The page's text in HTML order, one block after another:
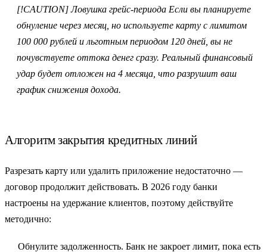
[!CAUTION]Ловушка грейс-периода Если вы планируете
обнуление через месяц, но используете карту с лимитом
100 000 рублей и льготным периодом 120 дней, вы не
почувствуете оттока денег сразу. Реальный финансовый
удар будет отложен на 4 месяца, что разрушит ваш
график снижения дохода.
Алгоритм закрытия кредитных линий
Разрезать карту или удалить приложение недостаточно —
договор продолжит действовать. В 2026 году банки
настроены на удержание клиентов, поэтому действуйте
методично:
Обнулите задолженность. Банк не закроет лимит, пока есть